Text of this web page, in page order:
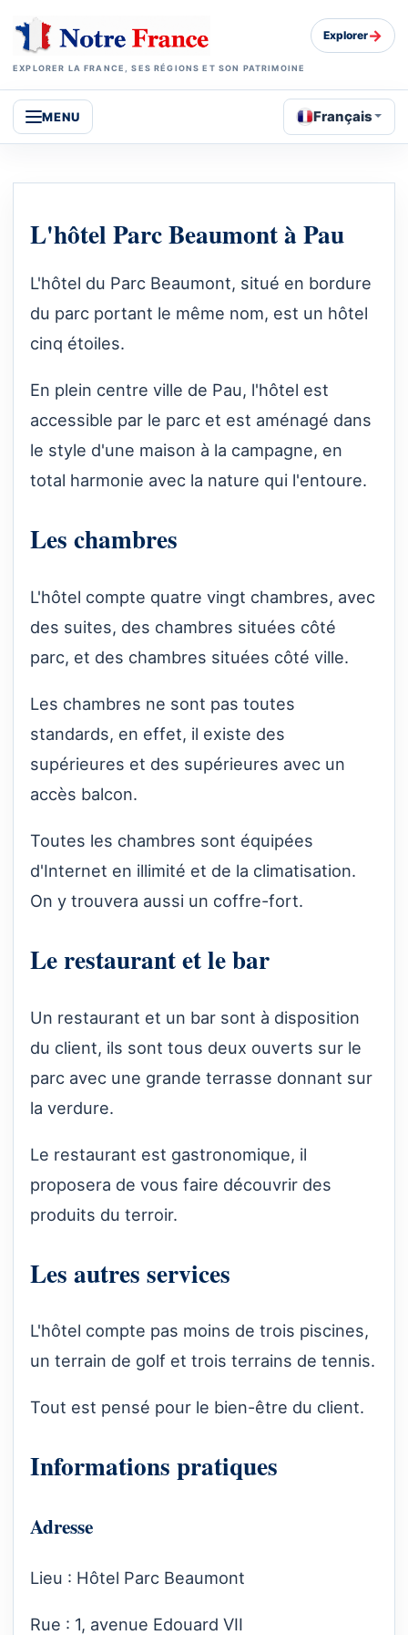
EXPLORER LA FRANCE, SES RÉGIONS ET SON PATRIMOINE
Explorer→
MENU Français
L'hôtel Parc Beaumont à Pau
L'hôtel du Parc Beaumont, situé en bordure
du parc portant le même nom, est un hôtel
cinq étoiles.
En plein centre ville de Pau, l'hôtel est
accessible par le parc et est aménagé dans
le style d'une maison à la campagne, en
total harmonie avec la nature qui l'entoure.
Les chambres
L'hôtel compte quatre vingt chambres, avec
des suites, des chambres situées côté
parc, et des chambres situées côté ville.
Les chambres ne sont pas toutes
standards, en effet, il existe des
supérieures et des supérieures avec un
accès balcon.
Toutes les chambres sont équipées
d'Internet en illimité et de la climatisation.
On y trouvera aussi un coffre-fort.
Le restaurant et le bar
Un restaurant et un bar sont à disposition
du client, ils sont tous deux ouverts sur le
parc avec une grande terrasse donnant sur
la verdure.
Le restaurant est gastronomique, il
proposera de vous faire découvrir des
produits du terroir.
Les autres services
L'hôtel compte pas moins de trois piscines,
un terrain de golf et trois terrains de tennis.
Tout est pensé pour le bien-être du client.
Informations pratiques
Adresse
Lieu : Hôtel Parc Beaumont
Rue : 1, avenue Edouard VII